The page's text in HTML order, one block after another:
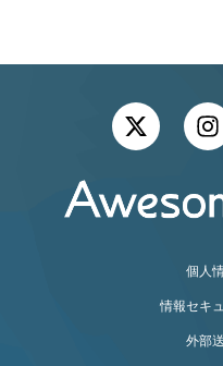
個人
情報セキ
外部